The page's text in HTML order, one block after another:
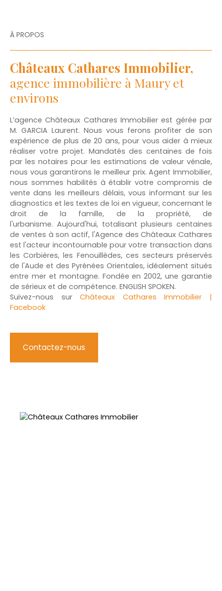
À PROPOS
Châteaux Cathares Immobilier,
agence immobilière à Maury et
environs
L’agence Châteaux Cathares Immobilier est gérée par
M. GARCIA Laurent. Nous vous ferons profiter de son
expérience de plus de 20 ans, pour vous aider à mieux
réaliser votre projet. Mandatés des centaines de fois
par les notaires pour les estimations de valeur vénale,
nous vous garantirons le meilleur prix. Agent Immobilier,
nous sommes habilités à établir votre compromis de
vente dans les meilleurs délais, vous informant sur les
diagnostics et les textes de loi en vigueur, concernant le
droit de la famille, de la propriété, de
l'urbanisme. Aujourd'hui, totalisant plusieurs centaines
de ventes à son actif, l'Agence des Châteaux Cathares
est l'acteur incontournable pour votre transaction dans
les Corbières, les Fenouillèdes, ces secteurs préservés
de l'Aude et des Pyrénées Orientales, idéalement situés
entre mer et montagne. Fondée en 2002, une garantie
de sérieux et de compétence. ENGLISH SPOKEN.
Suivez-nous surChâteaux Cathares Immobilier |
Facebook
Contactez-nous